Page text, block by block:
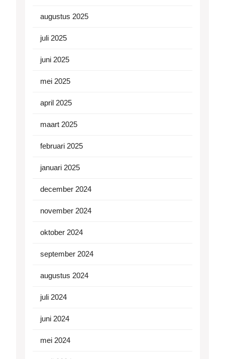
augustus 2025
juli 2025
juni 2025
mei 2025
april 2025
maart 2025
februari 2025
januari 2025
december 2024
november 2024
oktober 2024
september 2024
augustus 2024
juli 2024
juni 2024
mei 2024